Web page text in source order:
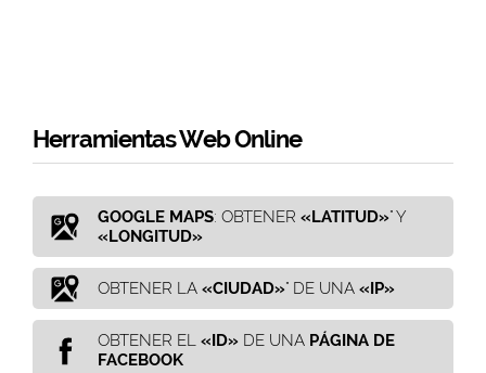
Herramientas Web Online
GOOGLE MAPS: OBTENER «LATITUD»" Y
«LONGITUD»
OBTENER LA «CIUDAD»" DE UNA «IP»
OBTENER EL «ID» DE UNA PÁGINA DE
FACEBOOK